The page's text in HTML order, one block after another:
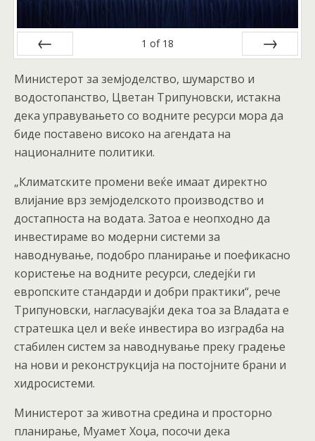
1 of 18
Министерот за земјоделство, шумарство и
водостопанство, Цветан Трипуновски, истакна
дека управувањето со водните ресурси мора да
биде поставено високо на агендата на
националните политики.
„Климатските промени веќе имаат директно
влијание врз земјоделското производство и
достапноста на водата. Затоа е неопходно да
инвестираме во модерни системи за
наводнување, подобро планирање и поефикасно
користење на водните ресурси, следејќи ги
европските стандарди и добри практики“, рече
Трипуновски, нагласувајќи дека тоа за Владата е
стратешка цел и веќе инвестира во изградба на
стабилен систем за наводнување преку градење
на нови и реконструкција на постојните брани и
хидросистеми.
Министерот за животна средина и просторно
планирање, Муамет Хоџа, посочи дека